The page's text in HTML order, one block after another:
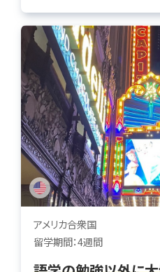
アメリカ合衆国
留学期間：4週間